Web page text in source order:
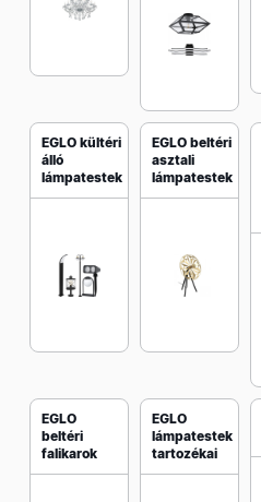
EGLO kültéri
álló
lámpatestek
EGLO beltéri
asztali
lámpatestek
EGLO
beltéri
falikarok
EGLO
lámpatestek
tartozékai